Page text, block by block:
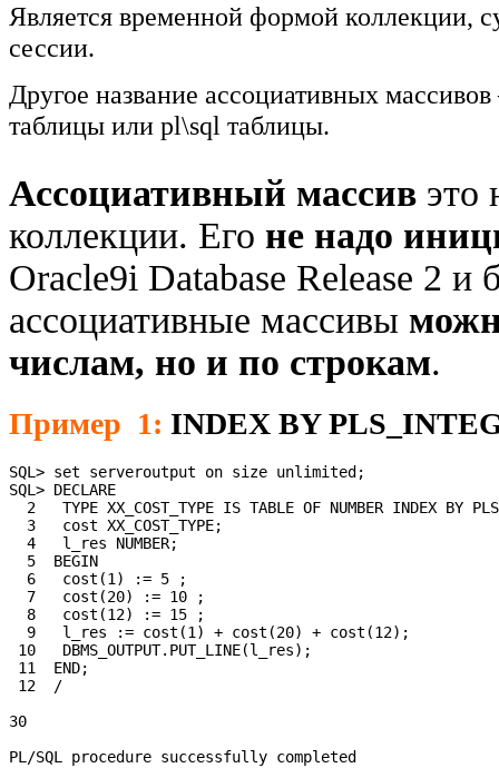
Является временной формой коллекции,
сессии.
Другое название ассоциативных
таблицы или pl\sql таблицы.
Ассоциативный массив это
коллекции. Его не надо
Oracle9i Database Release 2 и
ассоциативные массивы
числам, но и по строкам.
Пример 1: INDEX BY
SQL> set serveroutput on size unlimited;
SQL> DECLARE
2   TYPE XX_COST_TYPE IS TABLE OF NUMBER INDEX BY
  3   cost XX_COST_TYPE;
  4   l_res NUMBER;
  5  BEGIN
  6   cost(1) := 5 ;
  7   cost(20) := 10 ;
  8   cost(12) := 15 ;
  9   l_res := cost(1) + cost(20) + cost(12);
10   DBMS_OUTPUT.PUT_LINE(l_res);
11  END;
12  /
30
PL/SQL procedure successfully completed